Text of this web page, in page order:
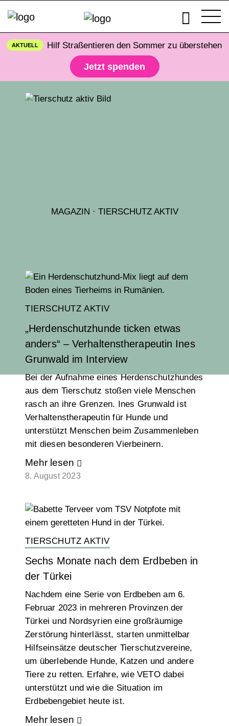
AKTUELL Hilf Straßentieren den Sommer zu überstehen
Jetzt spenden
MAGAZIN · TIERSCHUTZ AKTIV
TIERSCHUTZ AKTIV
„Herdenschutzhunde ticken etwas
anders“ – Verhaltenstherapeutin Ines
Grunwald im Interview
Bei der Aufnahme eines Herdenschutzhundes
aus dem Tierschutz stoßen viele Menschen
rasch an ihre Grenzen. Ines Grunwald ist
Verhaltenstherapeutin für Hunde und
unterstützt Menschen beim Zusammenleben
mit diesen besonderen Vierbeinern.
Mehr lesen
8. August 2023
TIERSCHUTZ AKTIV
Sechs Monate nach dem Erdbeben in
der Türkei
Nachdem eine Serie von Erdbeben am 6.
Februar 2023 in mehreren Provinzen der
Türkei und Nordsyrien eine großräumige
Zerstörung hinterlässt, starten unmittelbar
Hilfseinsätze deutscher Tierschutzvereine,
um überlebende Hunde, Katzen und andere
Tiere zu retten. Erfahre, wie VETO dabei
unterstützt und wie die Situation im
Erdbebengebiet heute ist.
Mehr lesen